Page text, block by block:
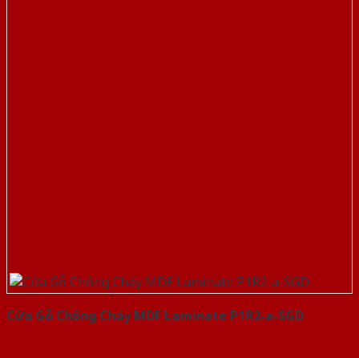
Cửa Gỗ Chống Cháy MDF Laminate P1R2-a-SGD